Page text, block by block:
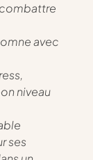
avec
niveau
ses